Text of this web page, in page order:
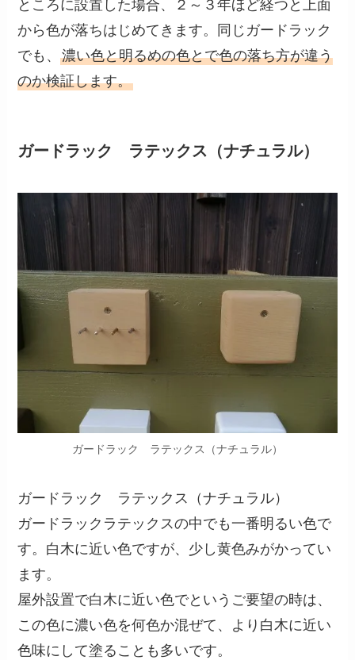
ところに設置した場合、２～３年ほど経つと上面
から色が落ちはじめてきます。同じガードラック
でも、濃い色と明るめの色とで色の落ち方が違う
のか検証します。
ガードラック ラテックス（ナチュラル）
ガードラック ラテックス（ナチュラル）
ガードラック ラテックス（ナチュラル）
ガードラックラテックスの中でも一番明るい色で
す。白木に近い色ですが、少し黄色みがかってい
ます。
屋外設置で白木に近い色でというご要望の時は、
この色に濃い色を何色か混ぜて、より白木に近い
色味にして塗ることも多いです。